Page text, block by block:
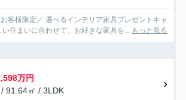
客様限定／ 選べるインテリア家具プレゼントキャ
住まいに合わせて、お好きな家具を...
もっと見る
万円
91.64㎡ / 3LDK